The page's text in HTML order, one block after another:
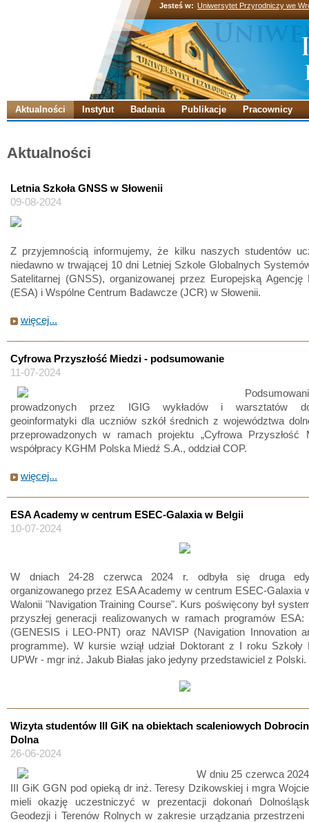
Jesteś w: Uniwersytet Przyrodniczy we
Aktualności Instytut Badania Publikacje Pracownicy
Aktualności
Letnia Szkoła GNSS w Słowenii
09-08-2024
Z przyjemnością informujemy, że kilku naszych studentów
niedawno w trwającej 10 dni Letniej Szkole Globalnych
Satelitarnej (GNSS), organizowanej przez Europejską Agencję
(ESA) i Wspólne Centrum Badawcze (JCR) w Słowenii.
więcej...
Cyfrowa Przyszłość Miedzi - podsumowanie
11-07-2024
prowadzonych przez IGIG wykładów i warsztatów
geoinformatyki dla uczniów szkół średnich z województwa
przeprowadzonych w ramach projektu „Cyfrowa Przyszłość
współpracy KGHM Polska Miedź S.A., oddział COP.
więcej...
ESA Academy w centrum ESEC-Galaxia w Belgii
10-07-2024
W dniach 24-28 czerwca 2024 r. odbyła się druga
organizowanego przez ESA Academy w centrum ESEC-Galaxia
Walonii "Navigation Training Course". Kurs poświęcony był
przyszłej generacji realizowanych w ramach programów ESA:
(GENESIS i LEO-PNT) oraz NAVISP (Navigation Innovation
programme). W kursie wziął udział Doktorant z I roku Szkoły
UPWr - mgr inż. Jakub Białas jako jedyny przedstawiciel z Polski.
Wizyta studentów III GiK na obiektach scaleniowych Dobrocin
Dolna
26-06-2024
W dniu 25 czerwca
III GiK GGN pod opieką dr inż. Teresy Dzikowskiej i mgra
mieli okazję uczestniczyć w prezentacji dokonań
Geodezji i Terenów Rolnych w zakresie urządzania przestrzeni